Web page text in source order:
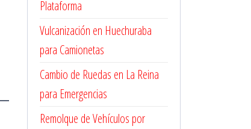
Plataforma
Vulcanización en Huechuraba
para Camionetas
Cambio de Ruedas en La Reina
para Emergencias
Remolque de Vehículos por